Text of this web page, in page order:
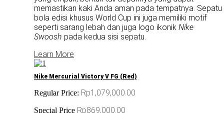
memastikan kaki Anda aman pada tempatnya. Sepatu
bola edisi khusus World Cup ini juga memiliki motif
seperti sarang lebah dan juga logo ikonik Nike
Swoosh pada kedua sisi sepatu.
Learn More
Nike Mercurial Victory V FG (Red)
Regular Price: Rp1,079,000.00
Special Price Rp869,000.00